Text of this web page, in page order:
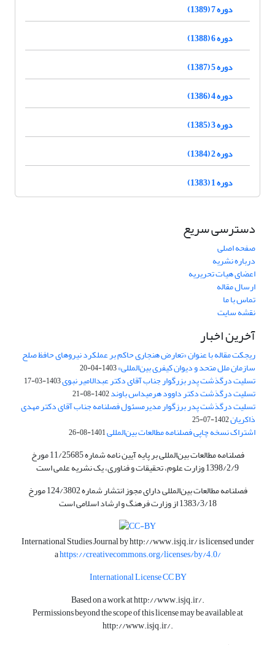
دوره 7 (1389)
دوره 6 (1388)
دوره 5 (1387)
دوره 4 (1386)
دوره 3 (1385)
دوره 2 (1384)
دوره 1 (1383)
دسترسی سریع
صفحه اصلی
درباره نشریه
اعضای هیات تحریریه
ارسال مقاله
تماس با ما
نقشه سایت
آخرین اخبار
ریجکت مقاله با عنوان «تعارض هنجاری حاکم بر عملکرد نیروهای حافظ صلح
سازمان ملل متحد و دیوان کیفری بین‌المللی»1403-04-20
تسلیت درگذشت پدر بزرگوار جناب آقای دکتر عبدالامیر نبوی1403-03-17
تسلیت درگذشت دکتر داوود هرمیداس باوند1402-08-21
تسلیت درگذشت پدر برزگوار مدیرمسئول فصلنامه جناب آقای دکتر مهدی
ذاکریان1402-07-25
اشتراک نسخه چاپی فصلنامه مطالعات بین‌المللی1401-08-26
فصلنامه مطالعات بین‌المللی بر پایه آیین نامه شماره 11/25685 مورخ
1398/2/9 وزارت علوم، تحقیقات و فناوری، یک نشریه علمی است
فصلنامه مطالعات بین‌المللی دارای مجوز انتشار شماره 124/3802 مورخ
1383/3/18 از وزارت فرهنگ و ارشاد اسلامی است
International Studies Journal byhttp://www.isjq.ir/is licensed under
ahttps://creativecommons.org/licenses/by/4.0/
International License CC BY
Based on a work athttp://www.isjq.ir/.
Permissions beyond the scope of this license may be available at
http://www.isjq.ir/.